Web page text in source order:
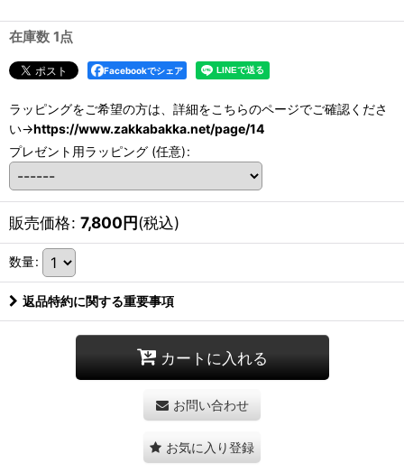
在庫数 1点
Facebookでシェア
ラッピングをご希望の方は、詳細をこちらのページでご確認くださ
い→https://www.zakkabakka.net/page/14
プレゼント用ラッピング (任意):
販売価格: 7,800円(税込)
数量:
返品特約に関する重要事項
カートに入れる
お問い合わせ
お気に入り登録